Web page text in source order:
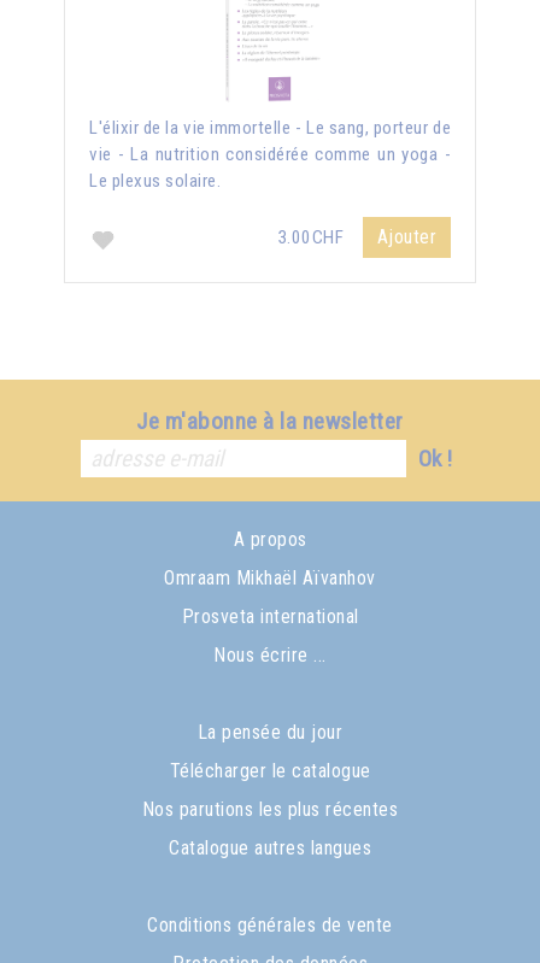
L'élixir de la vie immortelle - Le sang, porteur de
vie - La nutrition considérée comme un yoga -
Le plexus solaire.
3.00CHF Ajouter
Je m'abonne à la newsletter
Ok !
A propos
Omraam Mikhaël Aïvanhov
Prosveta international
Nous écrire ...
La pensée du jour
Télécharger le catalogue
Nos parutions les plus récentes
Catalogue autres langues
Conditions générales de vente